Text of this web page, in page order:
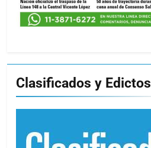
Clasificados y Edictos